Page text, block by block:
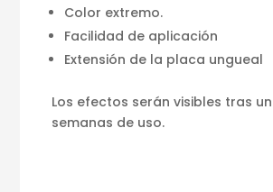
Color extremo.
Facilidad de aplicación
Extensión de la placa ungueal
Los efectos serán visibles tras
semanas de uso.